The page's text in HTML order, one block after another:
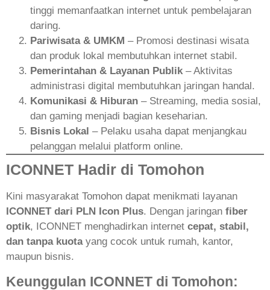
tinggi memanfaatkan internet untuk pembelajaran
daring.
Pariwisata & UMKM – Promosi destinasi wisata
dan produk lokal membutuhkan internet stabil.
Pemerintahan & Layanan Publik– Aktivitas
administrasi digital membutuhkan jaringan handal.
Komunikasi & Hiburan – Streaming, media sosial,
dan gaming menjadi bagian keseharian.
Bisnis Lokal – Pelaku usaha dapat menjangkau
pelanggan melalui platform online.
ICONNET Hadir di Tomohon
Kini masyarakat Tomohon dapat menikmati layanan
ICONNET dari PLN Icon Plus. Dengan jaringan fiber
optik, ICONNET menghadirkan internet cepat, stabil,
dan tanpa kuotayang cocok untuk rumah, kantor,
maupun bisnis.
Keunggulan ICONNET di Tomohon: